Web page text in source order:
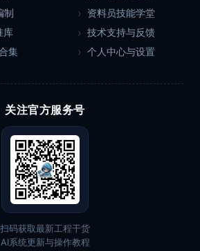
制
库
集
资料员技能学堂
技术支持与反馈
个人中心与设置
关注官方服务号
扫码获取最新工程干货
AI系统更新与操作教程